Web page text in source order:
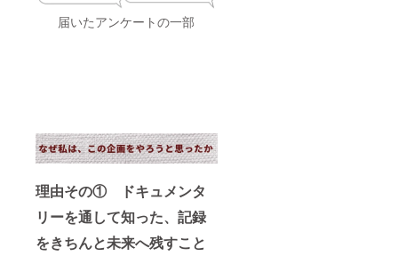
届いたアンケートの一部
理由その① ドキュメンタ
リーを通して知った、記録
をきちんと未来へ残すこと